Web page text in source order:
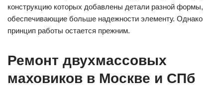
конструкцию которых добавлены детали разной формы,
обеспечивающие больше надежности элементу. Однако
принцип работы остается прежним.
Ремонт двухмассовых
маховиков в Москве и СПб